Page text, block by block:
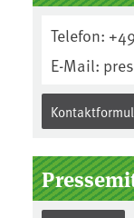
Telefon:
E-Mail: